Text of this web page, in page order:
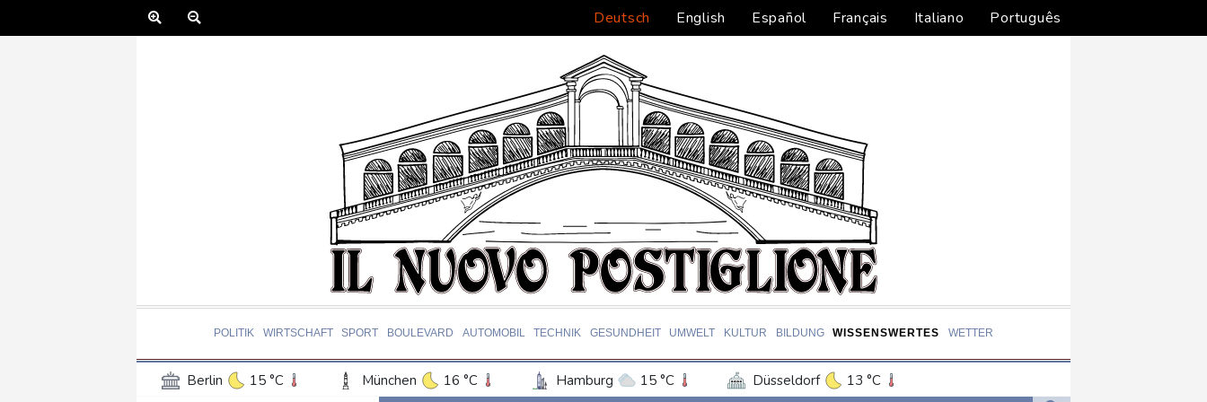
Deutsch English Español Français Italiano Português
POLITIK WIRTSCHAFT SPORT BOULEVARD AUTOMOBIL TECHNIK GESUNDHEIT UMWELT KULTUR BILDUNG WISSENSWERTES WETTER
Berlin 15 °C München 16 °C Hamburg 15 °C Düsseldorf
13 °C